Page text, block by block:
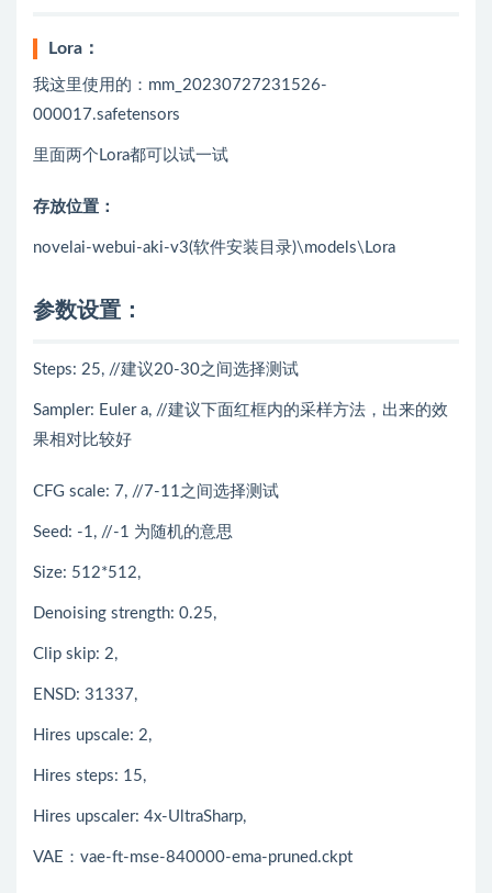
Lora：
我这里使用的：mm_20230727231526-
000017.safetensors
里面两个Lora都可以试一试
存放位置：
novelai-webui-aki-v3(软件安装目录)\models\Lora
参数设置：
Steps: 25, //建议20-30之间选择测试
Sampler: Euler a, //建议下面红框内的采样方法，出来的效
果相对比较好
CFG scale: 7, //7-11之间选择测试
Seed: -1, //-1 为随机的意思
Size: 512*512,
Denoising strength: 0.25,
Clip skip: 2,
ENSD: 31337,
Hires upscale: 2,
Hires steps: 15,
Hires upscaler: 4x-UltraSharp,
VAE：vae-ft-mse-840000-ema-pruned.ckpt